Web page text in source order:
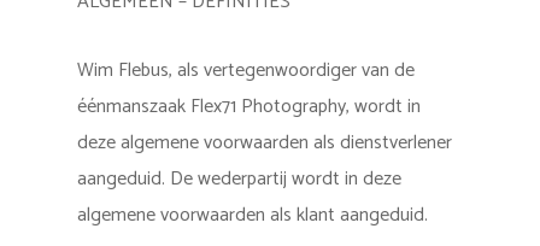
Wim Flebus, als vertegenwoordiger van de
éénmanszaak Flex71 Photography, wordt in
deze algemene voorwaarden als dienstverlener
aangeduid. De wederpartij wordt in deze
algemene voorwaarden als klant aangeduid.